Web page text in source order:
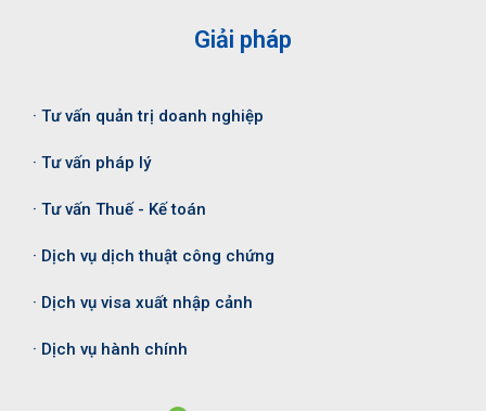
Giải pháp
· Tư vấn quản trị doanh nghiệp
· Tư vấn pháp lý
· Tư vấn Thuế - Kế toán
· Dịch vụ dịch thuật công chứng
· Dịch vụ visa xuất nhập cảnh
· Dịch vụ hành chính